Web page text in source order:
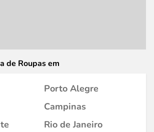
de Roupas em
Porto Alegre
Campinas
Rio de Janeiro